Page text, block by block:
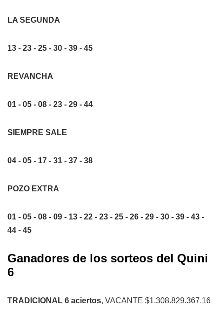
LA SEGUNDA
13 - 23 - 25 - 30 - 39 - 45
REVANCHA
01 - 05 - 08 - 23 - 29 - 44
SIEMPRE SALE
04 - 05 - 17 - 31 - 37 - 38
POZO EXTRA
01 - 05 - 08 - 09 - 13 - 22 - 23 - 25 - 26 - 29 - 30 - 39 - 43 -
44 - 45
Ganadores de los sorteos del Quini
6
TRADICIONAL 6 aciertos, VACANTE $1.308.829.367,16